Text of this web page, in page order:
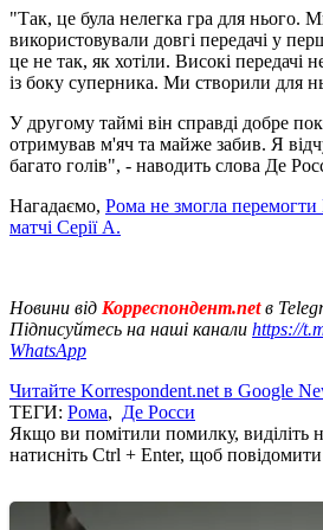
"Так, це була нелегка гра для нього.
використовували довгі передачі у
це не так, як хотіли. Високі передачі
із боку суперника. Ми створили для
У другому таймі він справді добре
отримував м'яч та майже забив. Я
багато голів", - наводить слова Де
Нагадаємо, Рома не змогла перемогти
матчі Серії А.
Новини від Корреспондент.netв
Підписуйтесь на наші канали https://
WhatsApp
Читайте Korrespondent.net в Google
ТЕГИ: Рома, Де Росси
Якщо ви помітили помилку, виділіть
натисніть Ctrl + Enter, щоб